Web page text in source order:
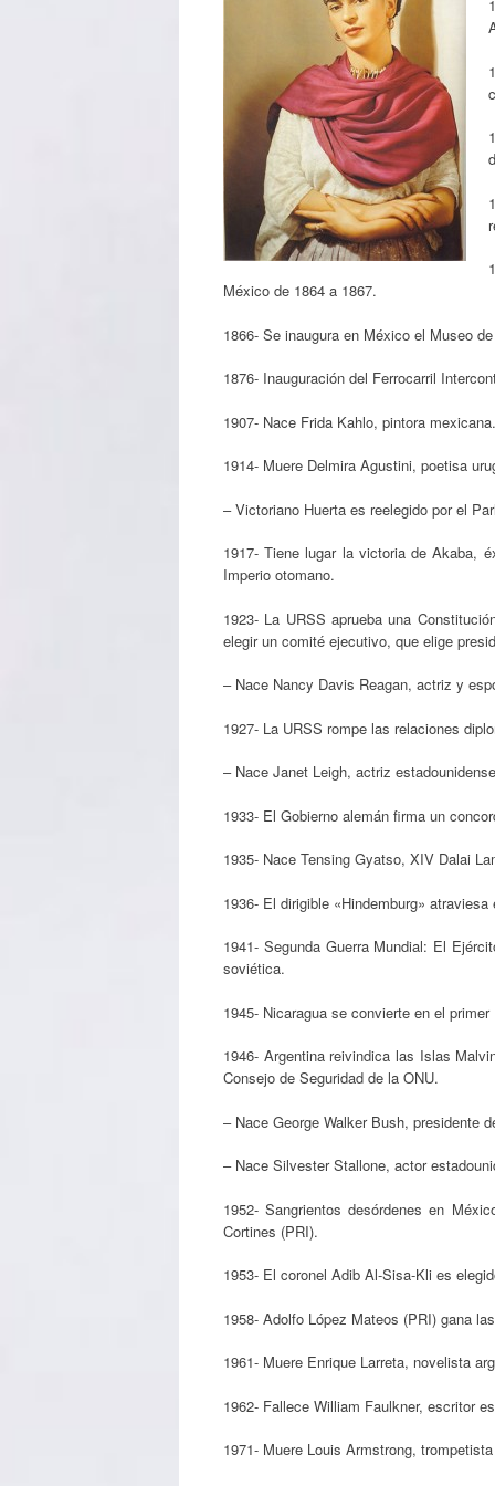
México de 1864 a 1867.
1866- Se inaugura en México el Museo
1876- Inauguración del Ferrocarril
1907- Nace Frida Kahlo, pintora mexicana.
1914- Muere Delmira Agustini, poetisa
– Victoriano Huerta es reelegido por el
1917- Tiene lugar la victoria de Akaba,
Imperio otomano.
1923- La URSS aprueba una
elegir un comité ejecutivo, que elige
– Nace Nancy Davis Reagan, actriz y
1927- La URSS rompe las relaciones
– Nace Janet Leigh, actriz
1933- El Gobierno alemán firma un
1935- Nace Tensing Gyatso, XIV Dalai
1936- El dirigible «Hindemburg»
1941- Segunda Guerra Mundial: El
soviética.
1945- Nicaragua se convierte en el
1946- Argentina reivindica las Islas
Consejo de Seguridad de la ONU.
– Nace George Walker Bush, presidente
– Nace Silvester Stallone, actor
1952- Sangrientos desórdenes en
Cortines (PRI).
1953- El coronel Adib Al-Sisa-Kli es
1958- Adolfo López Mateos (PRI) gana
1961- Muere Enrique Larreta, novelista
1962- Fallece William Faulkner, escritor
1971- Muere Louis Armstrong,